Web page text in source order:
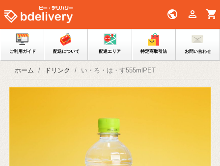
shopping_cart

public
ご利用ガイド 配送について 配達エリア 特定商取引法 お問い合わせ
ホーム ドリンク い・ろ・は・す555mlPET